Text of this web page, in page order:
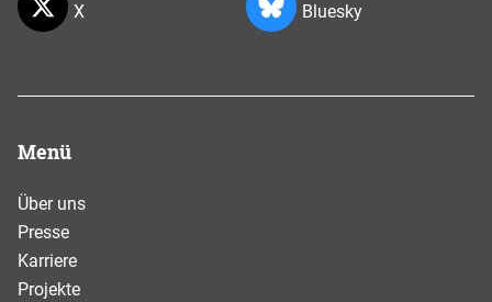
X Bluesky
Menü
Über uns
Presse
Karriere
Projekte